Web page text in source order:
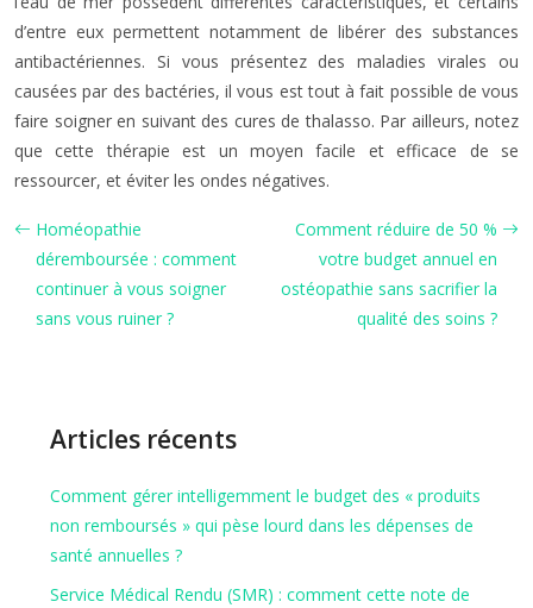
d’entre eux permettent notamment de libérer des substances
antibactériennes. Si vous présentez des maladies virales ou
causées par des bactéries, il vous est tout à fait possible de vous
faire soigner en suivant des cures de thalasso. Par ailleurs, notez
que cette thérapie est un moyen facile et efficace de se
ressourcer, et éviter les ondes négatives.
Homéopathie
déremboursée : comment
continuer à vous soigner
sans vous ruiner ?
Comment réduire de 50 %
votre budget annuel en
ostéopathie sans sacrifier la
qualité des soins ?
Articles récents
Comment gérer intelligemment le budget des « produits
non remboursés » qui pèse lourd dans les dépenses de
santé annuelles ?
Service Médical Rendu (SMR) : comment cette note de